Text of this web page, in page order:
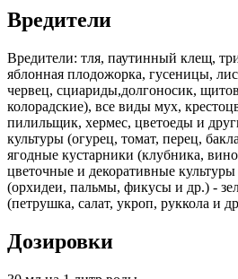
Вредители
Вредители: тля, паутинный клещ,
яблонная плодожорка, гусеницы,
червец, сциариды,долгоносик,
колорадские), все виды мух,
пилильщик, хермес, цветоеды и
культуры (огурец, томат, перец,
ягодные кустарники (клубника,
цветочные и декоративные
(орхидеи, пальмы, фикусы и др.) -
(петрушка, салат, укроп, руккола и
Дозировки